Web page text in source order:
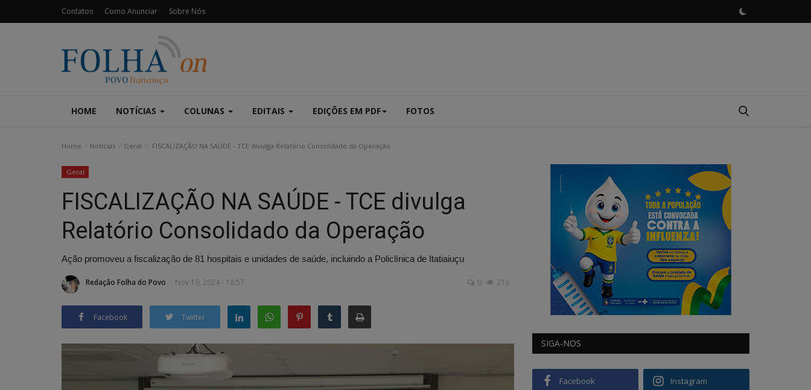
Contatos Como Anunciar Sobre Nós
HOME NOTÍCIAS COLUNAS EDITAIS EDIÇÕES EM PDF FOTOS
Home Notícias Geral FISCALIZAÇÃO NA SAÚDE - TCE divulga Relatório Consolidado da Operação
Geral
FISCALIZAÇÃO NA SAÚDE - TCE divulga
Relatório Consolidado da Operação
Ação promoveu a fiscalização de 81 hospitais e unidades de saúde, incluindo a Policlínica de Itatiaiuçu
Redação Folha do Povo Nov 19, 2024 - 18:57 0 213
Facebook Twitter
SIGA-NOS
Facebook Instagram